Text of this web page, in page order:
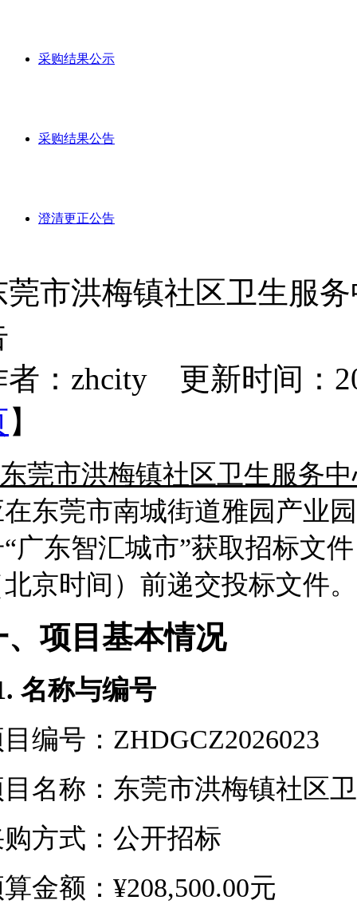
采购结果公示
采购结果公告
澄清更正公告
莞市洪梅镇社区卫生服
者：zhcity 更新时间：
】
东莞市洪梅镇社区卫生服务
东莞市南城街道雅园产业
广东智汇城市”获取招标文
京时间）前递交投标文件。
、项目基本情况
名称与编号
编号：ZHDGCZ2026023
名称：东莞市洪梅镇社区
方式：公开招标
金额：¥208,500.00元